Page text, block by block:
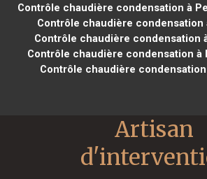
Contrôle chaudière condensation à
Contrôle chaudière condensation
Contrôle chaudière condensation
Contrôle chaudière condensation à
Contrôle chaudière condensation
Artisan